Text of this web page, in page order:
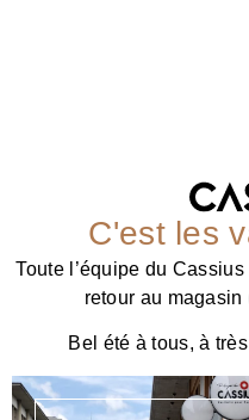
C'est les
Toute l’équipe du
retour au
Bel été à tous, à